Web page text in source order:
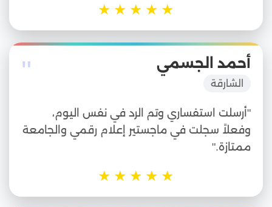
★
★
★
★
★
" أحمد الجسمي
الشارقة
"أرسلت استفساري وتم الرد في نفس اليوم،
وفعلاً سجلت في ماجستير إعلام رقمي والجامعة
ممتازة."
★
★
★
★
★